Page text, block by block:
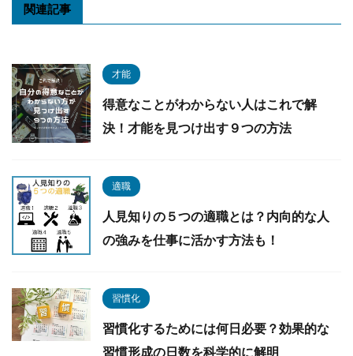
関連記事
才能
得意なことがわからない人はこれで解
決！才能を見つけ出す９つの方法
適職
人見知りの５つの適職とは？内向的な人
の強みを仕事に活かす方法も！
習慣化
習慣化するためには何日必要？効果的な
習慣形成の日数を科学的に解明